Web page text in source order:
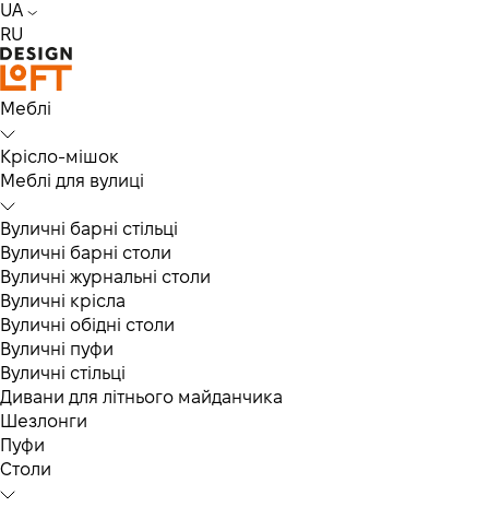
UA
RU
Меблі
Крісло-мішок
Меблі для вулиці
Вуличні барні стільці
Вуличні барні столи
Вуличні журнальні столи
Вуличні крісла
Вуличні обідні столи
Вуличні пуфи
Вуличні стільці
Дивани для літнього майданчика
Шезлонги
Пуфи
Столи